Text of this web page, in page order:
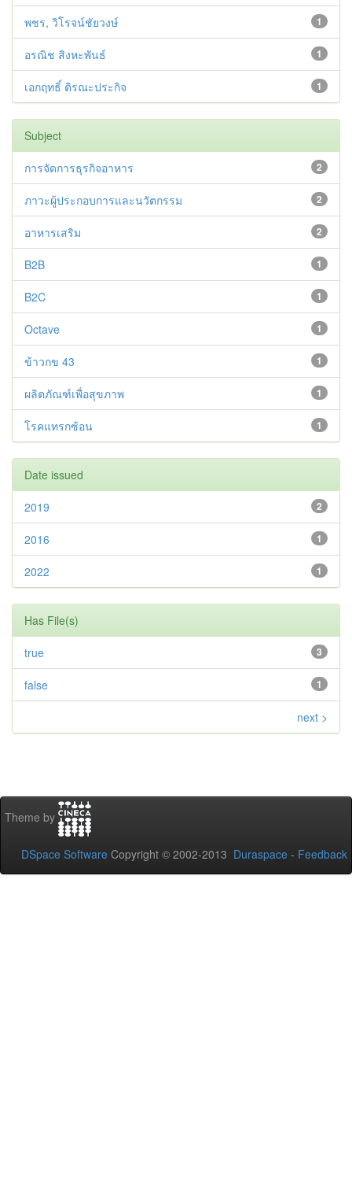
1
พชร, วิโรจน์ชัยวงษ์
1
อรณิช สิงหะพันธ์
1
เอกฤทธิ์ ติรณะประกิจ
Subject
2
การจัดการธุรกิจอาหาร
2
ภาวะผู้ประกอบการและนวัตกรรม
2
อาหารเสริม
1
B2B
1
B2C
1
Octave
1
ข้าวกข 43
1
ผลิตภัณฑ์เพื่อสุขภาพ
1
โรคแทรกซ้อน
Date issued
2
2019
1
2016
1
2022
Has File(s)
3
true
1
false
next >
Theme by
DSpace Software Copyright © 2002-2013 Duraspace - Feedback